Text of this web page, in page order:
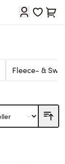
Fleece- &